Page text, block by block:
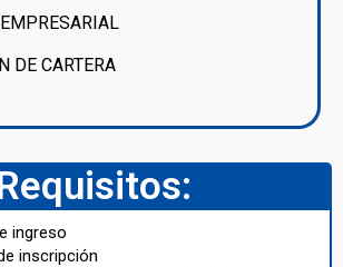
DE CARTERA
ingreso
inscripción